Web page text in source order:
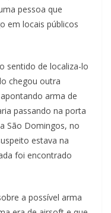
pessoa que
em locais públicos
sentido de localiza-lo
chegou outra
arma de
passando na porta
São Domingos, no
estava na
foi encontrado
a possível arma